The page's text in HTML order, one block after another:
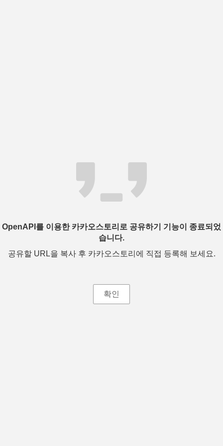
OpenAPI를 이용한 카카오스토리로 공유하기 기능이 종료되었
습니다.
공유할 URL을 복사 후 카카오스토리에 직접 등록해 보세요.
확인